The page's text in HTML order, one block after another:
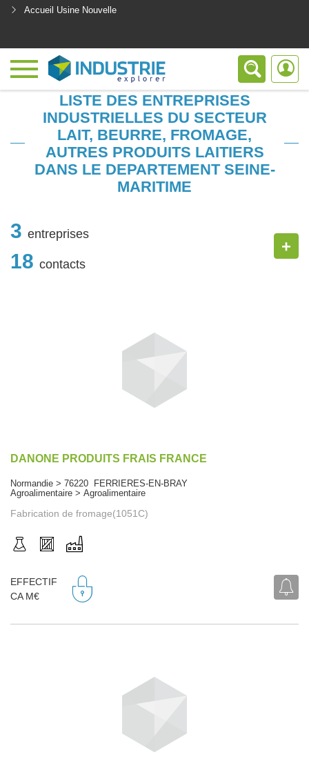
Accueil Usine Nouvelle
LISTE DES ENTREPRISES
INDUSTRIELLES DU SECTEUR
LAIT, BEURRE, FROMAGE,
AUTRES PRODUITS LAITIERS
DANS LE DEPARTEMENT SEINE-
MARITIME
3 entreprises
18 contacts
+
DANONE PRODUITS FRAIS FRANCE
Normandie > 76220 FERRIERES-EN-BRAY
Agroalimentaire > Agroalimentaire
Fabrication de fromage(1051C)
EFFECTIF
CA M€